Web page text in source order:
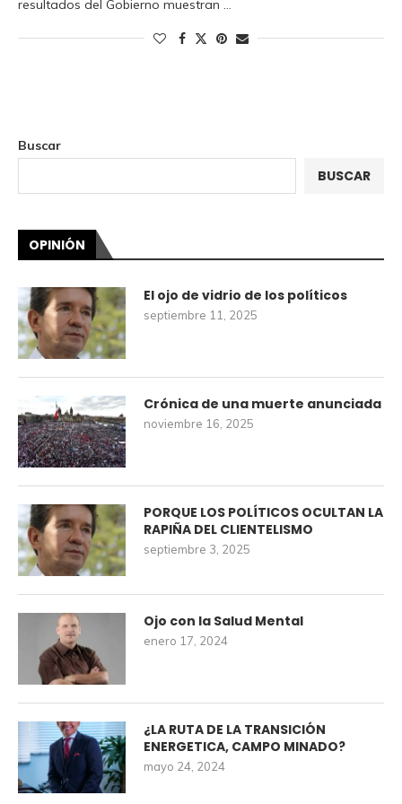
resultados del Gobierno muestran …
Buscar
BUSCAR
OPINIÓN
El ojo de vidrio de los políticos
septiembre 11, 2025
Crónica de una muerte anunciada
noviembre 16, 2025
PORQUE LOS POLÍTICOS OCULTAN LA
RAPIÑA DEL CLIENTELISMO
septiembre 3, 2025
Ojo con la Salud Mental
enero 17, 2024
¿LA RUTA DE LA TRANSICIÓN
ENERGETICA, CAMPO MINADO?
mayo 24, 2024